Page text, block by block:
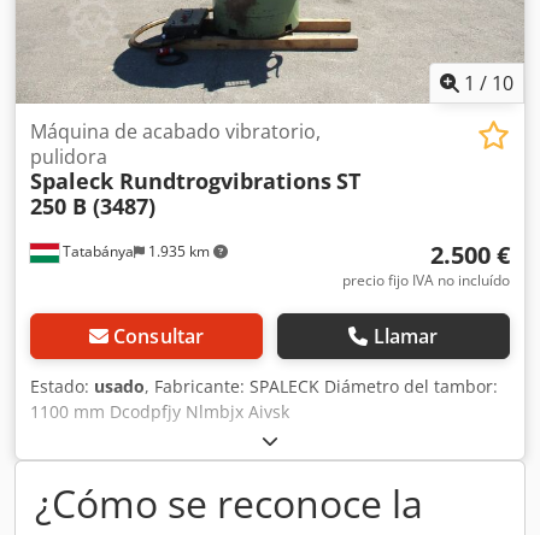
1 / 10
Tatabánya 1.935 km
Máquina de acabado vibratorio,
pulidora
Spaleck RundtrogvibrationsST
250 B (3487)
2.500 €
precio fijo IVA no incluído
Consultar Llamar
Estado: usado, Fabricante: SPALECK Diámetro del tambor:
1100 mm Dcodpfjy Nlmbjx Aivsk
¿Cómo se reconoce la